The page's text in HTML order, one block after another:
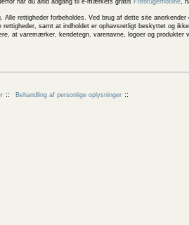
har du altid adgang til e-mærkets gratis Forbrugerhotline,
Alle rettigheder forbeholdes. Ved brug af dette site
rettigheder, samt at indholdet er ophavsretligt beskyttet og
at varemærker, kendetegn, varenavne, logoer og
Behandling af personlige oplysninger